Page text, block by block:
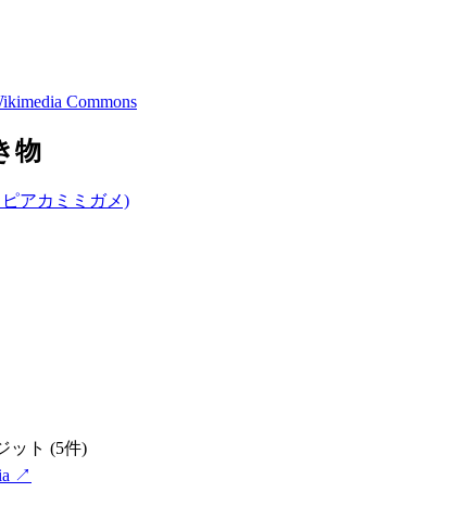
Commons
物
アカミミガメ)
ット (5件)
↗